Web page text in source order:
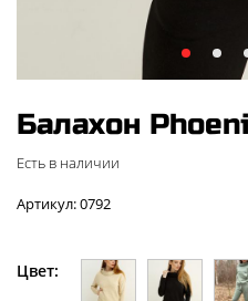
Балахон
Есть в наличии
Артикул: 0792
Цвет: